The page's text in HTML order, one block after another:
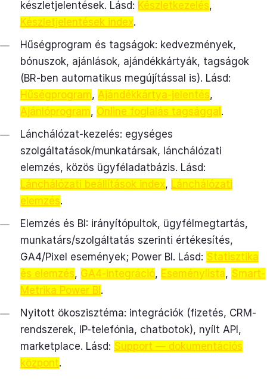
készletjelentések. Lásd: Készletkezelés,
Készletjelentések index.
Hűségprogram és tagságok: kedvezmények,
bónuszok, ajánlások, ajándékkártyák, tagságok
(BR-ben automatikus megújítással is). Lásd:
Hűségprogram, Ajándékkártya-jelentés,
Ajánlóprogram, Online foglalás tagsággal .
Lánchálózat-kezelés: egységes
szolgáltatások/munkatársak, lánchálózati
elemzés, közös ügyféladatbázis. Lásd:
Lánchálózati beállítások index, Lánchálózati
elemzés.
Elemzés és BI: irányítópultok, ügyfélmegtartás,
munkatárs/szolgáltatás szerinti értékesítés,
GA4/Pixel események; Power BI. Lásd: Statisztika
és elemzés, GA4-integráció, Eseménylista, Smart-
Metrika Power BI .
Nyitott ökoszisztéma: integrációk (fizetés, CRM-
rendszerek, IP-telefónia, chatbotok), nyílt API,
marketplace. Lásd: Support — dokumentációs
központ.